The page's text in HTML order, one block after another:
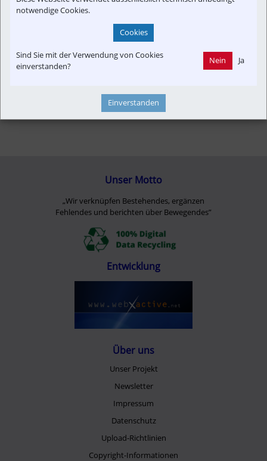
Unser Motto
„Wir verknüpfen Bestehendes, ergänzen
Fehlendes und berichten über Bewegendes”
Entwicklung
Über uns
Unser Projekt
Newsletter
Impressum
Datenschutz
Upload-Richtlinien
Copyright-Informationen
notwendige Cookies.
Cookies
Sind Sie mit der Verwendung von Cookies
einverstanden?
Nein Ja
Einverstanden